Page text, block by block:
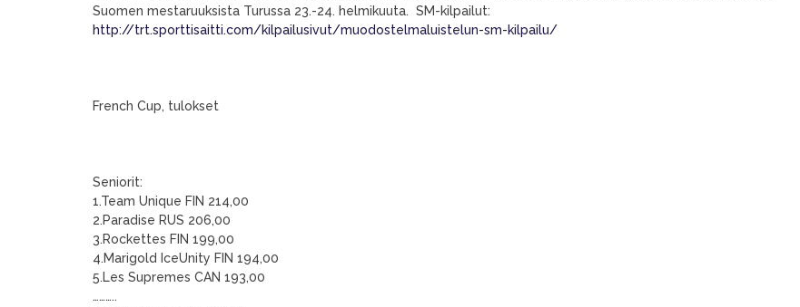
Suomen mestaruuksista Turussa 23.-24. helmikuuta. SM-kilpailut:
http://trt.sporttisaitti.com/kilpailusivut/muodostelmaluistelun-sm-kilpailu/
French Cup, tulokset
Seniorit:
1.Team Unique FIN 214,00
2.Paradise RUS 206,00
3.Rockettes FIN 199,00
4.Marigold IceUnity FIN 194,00
5.Les Supremes CAN 193,00
………..